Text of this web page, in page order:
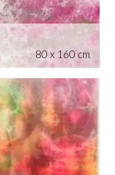
80 x 160 cm